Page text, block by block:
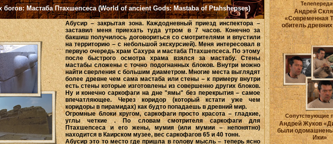
Мастаба Птахшепсеса (World of ancient Gods: Mastaba of Ptahshepses)
Абусир – закрытая зона. Каждодневный приезд инспектора –
заставил меня приехать туда утром в 7 часов. Конечно за
бакшиш получилось договориться со смотрителями и впустили
на территорию – с небольшой экскурсией). Меня интересовал в
первую очередь храм Сахура и мастаба Птахшепсеса. По этому
после быстрого осмотра храма взялся за мастабу. Стены
мастабы сложены с точно подогнанных блоков. Внутри можно
найти сверления с большим диаметром. Многие места выглядят
более древне чем сама мастаба или стены – к примеру внутри
есть стены которые изготовлены из совершенно других блоков.
Ну и конечно саркофаги на дне "ямы" без перекрытия – самое
впечатляющее. Через коридор (который кстати уже чем
коридоры в пирамидах) как будто попадаешь в древний мир.
Огромные блоки кругом, саркофаги просто красота – гладкие,
углы четкие . По словам смотрителя саркофаги для
Птахшепсеса и его жены, мумия (или мумии – непонятно)
находится в Каирском музее, вес саркофагов 65 и 40 тонн.
Абусир это то место где пришла в голову мысль – теперь ясно
Андрей
«Современная
обитель
Сопутствующие
Андрей Жуков
были
Ики»